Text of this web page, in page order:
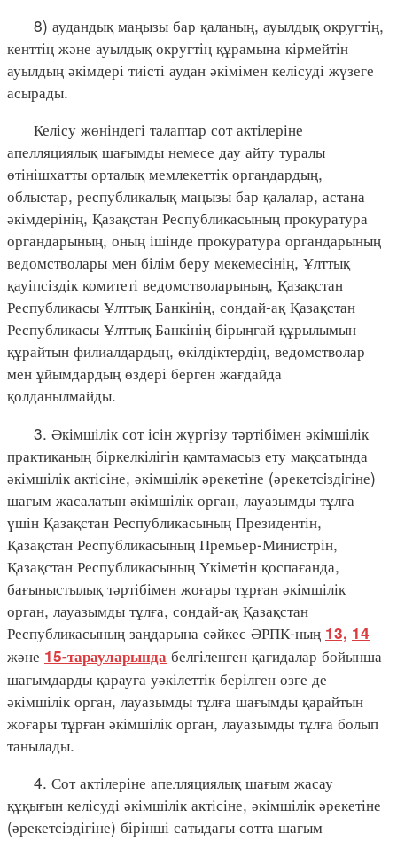
8) аудандық маңызы бар қаланың, ауылдық округтің,
кенттің және ауылдық округтің құрамына кірмейтін
ауылдың әкімдері тиісті аудан әкімімен келісуді жүзеге
асырады.
Келісу жөніндегі талаптар сот актілеріне
апелляциялық шағымды немесе дау айту туралы
өтінішхатты орталық мемлекеттік органдардың,
облыстар, республикалық маңызы бар қалалар, астана
әкімдерінің, Қазақстан Республикасының прокуратура
органдарының, оның ішінде прокуратура органдарының
ведомстволары мен білім беру мекемесінің, Ұлттық
қауіпсіздік комитеті ведомстволарының, Қазақстан
Республикасы Ұлттық Банкінің, сондай-ақ Қазақстан
Республикасы Ұлттық Банкінің бірыңғай құрылымын
құрайтын филиалдардың, өкілдіктердің, ведомстволар
мен ұйымдардың өздері берген жағдайда
қолданылмайды.
3. Әкімшілік сот ісін жүргізу тәртібімен әкімшілік
практиканың біркелкілігін қамтамасыз ету мақсатында
әкімшілік актісіне, әкімшілік әрекетіне (әрекетсiздiгіне)
шағым жасалатын әкімшілік орган, лауазымды тұлға
үшін Қазақстан Республикасының Президентін,
Қазақстан Республикасының Премьер-Министрін,
Қазақстан Республикасының Үкіметін қоспағанда,
бағыныстылық тәртібімен жоғары тұрған әкімшілік
орган, лауазымды тұлға, сондай-ақ Қазақстан
Республикасының заңдарына сәйкес ӘРПК-ның 13, 14
және 15-тарауларында белгіленген қағидалар бойынша
шағымдарды қарауға уәкілеттік берілген өзге де
әкімшілік орган, лауазымды тұлға шағымды қарайтын
жоғары тұрған әкімшілік орган, лауазымды тұлға болып
танылады.
4. Сот актілеріне апелляциялық шағым жасау
құқығын келісуді әкімшілік актісіне, әкімшілік әрекетіне
(әрекетсіздігіне) бірінші сатыдағы сотта шағым